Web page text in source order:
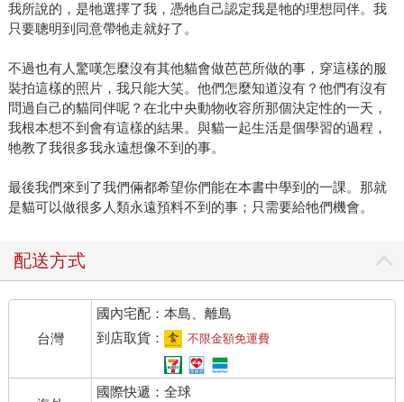
我所說的，是牠選擇了我，憑牠自己認定我是牠的理想同伴。我
只要聰明到同意帶牠走就好了。
不過也有人驚嘆怎麼沒有其他貓會做芭芭所做的事，穿這樣的服
裝拍這樣的照片，我只能大笑。他們怎麼知道沒有？他們有沒有
問過自己的貓同伴呢？在北中央動物收容所那個決定性的一天，
我根本想不到會有這樣的結果。與貓一起生活是個學習的過程，
牠教了我很多我永遠想像不到的事。
最後我們來到了我們倆都希望你們能在本書中學到的一課。那就
是貓可以做很多人類永遠預料不到的事；只需要給牠們機會。
配送方式
台灣
國內宅配：本島、離島
到店取貨：
不限金額免運費
國際快遞：全球